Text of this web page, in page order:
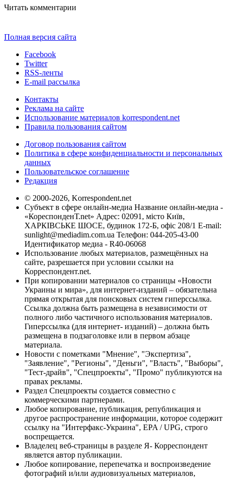
Читать комментарии
Полная версия сайта
Facebook
Twitter
RSS-ленты
E-mail рассылка
Контакты
Реклама на сайте
Использование материалов korrespondent.net
Правила пользования сайтом
Договор пользования сайтом
Политика в сфере конфиденциальности и персональных
данных
Пользовательское соглашение
Редакция
© 2000-2026, Korrespondent.net
Субъект в сфере онлайн-медиа Название онлайн-медиа -
«КореспонденТ.net» Адрес: 02091, місто Київ,
ХАРКІВСЬКЕ ШОСЕ, будинок 172-Б, офіс 208/1 E-mail:
sunlight@mediadim.com.ua Телефон: 044-205-43-00
Идентификатор медиа - R40-06068
Использование любых материалов, размещённых на
сайте, разрешается при условии ссылки на
Корреспондент.net.
При копировании материалов со страницы «Новости
Украины и мира», для интернет-изданий – обязательна
прямая открытая для поисковых систем гиперссылка.
Ссылка должна быть размещена в независимости от
полного либо частичного использования материалов.
Гиперссылка (для интернет- изданий) – должна быть
размещена в подзаголовке или в первом абзаце
материала.
Новости с пометками "Мнение", "Экспертиза",
"Заявление", "Регионы", "Деньги", "Власть", "Выборы",
"Тест-драйв", "Спецпроекты", "Промо" публикуются на
правах рекламы.
Раздел Спецпроекты создается совместно с
коммерческими партнерами.
Любое копирование, публикация, републикация и
другое распространение информации, которое содержит
ссылку на "Интерфакс-Украина", EPA / UPG, строго
воспрещается.
Владелец веб-страницы в разделе Я- Корреспондент
является автор публикации.
Любое копирование, перепечатка и воспроизведение
фотографий и/или аудиовизуальных материалов,